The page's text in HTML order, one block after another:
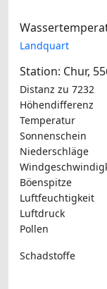
Landquart
Station: Chur,
Distanz zu 7232
Höhendifferenz
Temperatur
Sonnenschein
Niederschläge
Böenspitze
Luftfeuchtigkeit
Luftdruck
Pollen
Schadstoffe